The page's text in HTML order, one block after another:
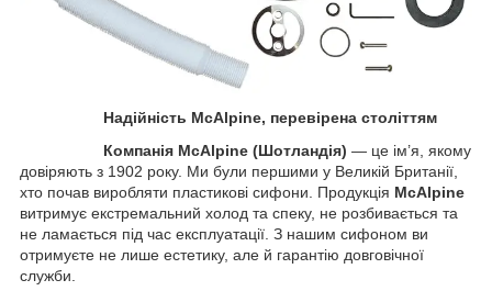
Надійність McAlpine, перевірена століттям
Компанія McAlpine (Шотландія) — це ім’я, якому
довіряють з 1902 року. Ми були першими у Великій Британії,
хто почав виробляти пластикові сифони. Продукція McAlpine
витримує екстремальний холод та спеку, не розбивається та
не ламається під час експлуатації. З нашим сифоном ви
отримуєте не лише естетику, але й гарантію довговічної
служби.